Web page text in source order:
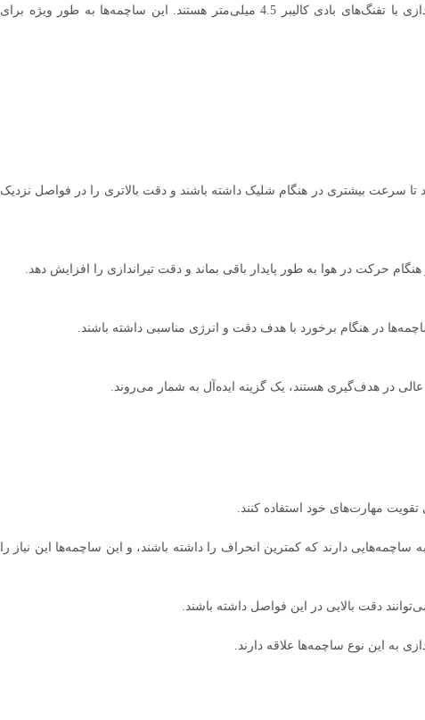
ساچمهJSBتارگت کالیبر 4/5 گرین8/02 یکی از بهترین و دقیق‌ترین ساچمه‌ها برای تیراندازانی است که به دنبال دقت بالا و عملکرد حرفه‌ای در تیراندازی با تفنگ‌های بادی کالیبر 4.5 میلی‌متر هستند. این ساچمه‌ها به طور ویژه برای
سرعت بیشتری در هنگام شلیک داشته باشند و دقت بالاتری را در فواصل نزدیک
در هنگام برخورد با هدف دقت و انرژی مناسبی داشته باشند.
در هدف‌گیری هستند، یک گزینه ایده‌آل به شمار می‌روند.
تقویت مهارت‌های خود استفاده کنند.
ساچمه‌هایی دارند که کمترین انحراف را داشته باشند، و این ساچمه‌ها این نیاز را
دقت بالایی در این فواصل داشته باشند.
به این نوع ساچمه‌ها علاقه دارند.